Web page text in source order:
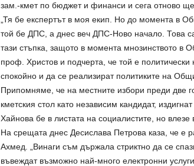
зам.-кмет по бюджет и финанси и сега отново
„Тя бе експертът в моя екип. Но до момента в
той бе ДПС, а днес веч ДПС-Ново начало. Това
тази стъпка, защото в момента мнозинството в
проф. Христов и подчерта, че той е
спокойно и да се реализират политиките на
Припомняме, че на местните избори преди две
кметския стол като независим кандидат,
Хайнова бе в листата на социалистите, но влезе
На срещата днес Десислава Петрова каза, че е
Ахмед. „Винаги съм държала стриктно да се
въвеждат възможно най-много електронни